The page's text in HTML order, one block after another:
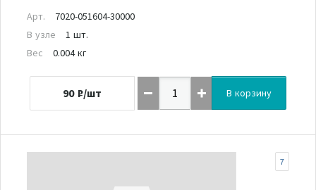
Арт.
7020-051604-30000
В узле
1 шт.
Вес
0.004 кг
90 ₽/шт В корзину
7